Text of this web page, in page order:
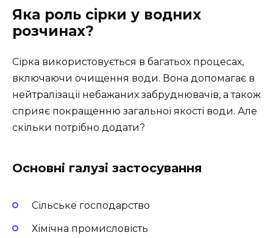
Яка роль сірки у водних
розчинах?
Сірка використовується в багатьох процесах,
включаючи очищення води. Вона допомагає в
нейтралізації небажаних забруднювачів, а також
сприяє покращенню загальної якості води. Але
скільки потрібно додати?
Основні галузі застосування
Сільське господарство
Хімічна промисловість